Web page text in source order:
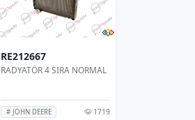
RE212667
RADYATÖR 4 SIRA NORMAL
# JOHN DEERE 1719